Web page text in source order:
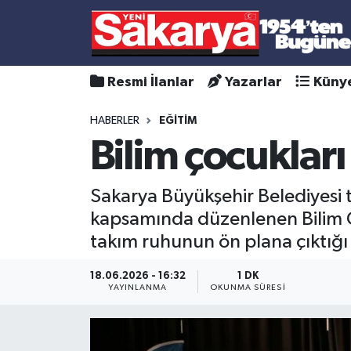
Resmi İlanlar Yazarlar
HABERLER EĞİTİM
Bilim
Sakarya Büyükşehir
kapsamında düzenlenen Bilim
takım ruhunun ön plana
18.06.2026 - 16:32
YAYINLANMA
1 DK
OKUNMA SÜRESI